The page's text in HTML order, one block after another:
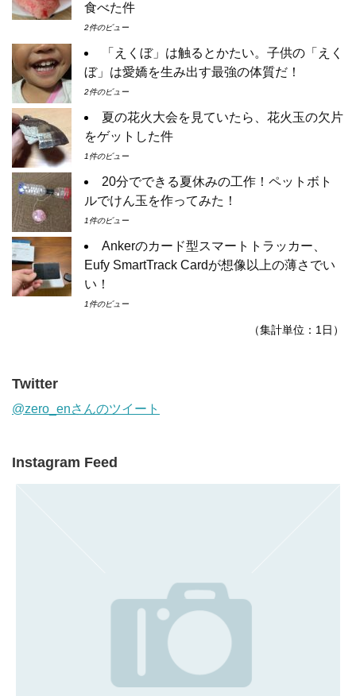
食べた件
2件のビュー
「えくぼ」は触るとかたい。子供の「えく
ぼ」は愛嬌を生み出す最強の体質だ！
2件のビュー
夏の花火大会を見ていたら、花火玉の欠片
をゲットした件
1件のビュー
20分でできる夏休みの工作！ペットボト
ルでけん玉を作ってみた！
1件のビュー
Ankerのカード型スマートトラッカー、
Eufy SmartTrack Cardが想像以上の薄さでい
い！
1件のビュー
（集計単位：1日）
Twitter
@zero_enさんのツイート
Instagram Feed